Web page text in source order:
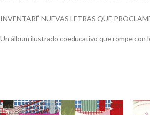
INVENTARÉ NUEVAS LETRAS QUE
Un álbum ilustrado coeducativo que rompe